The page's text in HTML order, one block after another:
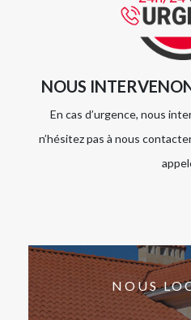
NOUS
En cas d’urgence, nous
n’hésitez pas à nous
NOUS